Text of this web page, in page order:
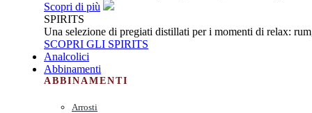
Scopri di più
SPIRITS
Una selezione di pregiati distillati per i momenti di relax:
SCOPRI GLI SPIRITS
Analcolici
Abbinamenti
ABBINAMENTI
Arrosti